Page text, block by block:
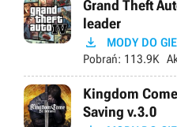
Grand Theft
leader
 MODY DO
Pobrań: 113.9K
Kingdom
Saving v.3.0